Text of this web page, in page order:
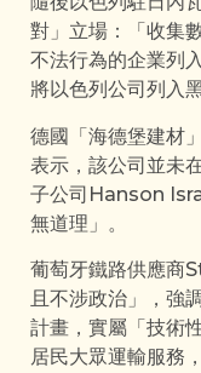
對」立場：「收集
不法行為的企業列
將以色列公司列入
德國「海德堡建
表示，該公司並未
子公司Hanson
無道理」。
葡萄牙鐵路供應商
且不涉政治」，強
計畫，實屬「技術
居民大眾運輸服務